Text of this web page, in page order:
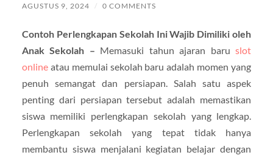
AGUSTUS 9, 2024 / 0 COMMENTS
Contoh Perlengkapan Sekolah Ini Wajib Dimiliki oleh
Anak Sekolah – Memasuki tahun ajaran baruslot
onlineatau memulai sekolah baru adalah momen yang
penuh semangat dan persiapan. Salah satu aspek
penting dari persiapan tersebut adalah memastikan
siswa memiliki perlengkapan sekolah yang lengkap.
Perlengkapan sekolah yang tepat tidak hanya
membantu siswa menjalani kegiatan belajar dengan